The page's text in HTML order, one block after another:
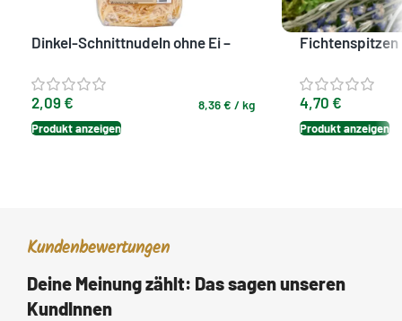
Dinkel-Schnittnudeln ohne Ei –
2,09 € 8,36€ /kg
Produkt anzeigen
Fichtenspitzen
4,70 €
Produkt anzeigen
Kundenbewertungen
Deine Meinung zählt: Das sagen unseren
KundInnen